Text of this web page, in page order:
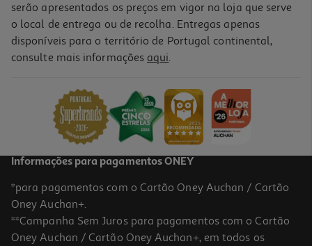
serão apresentados os preços em vigor na loja que serve
o local de entrega ou de recolha. Entregas apenas
disponíveis para o território de Portugal continental,
consulte mais informações aqui.
Informações para pagamentos ONEY
*para pagamentos com o Cartão Oney Auchan / Cartão
Oney Auchan+.
**Campanha Sem Juros para pagamentos com o Cartão
Oney Auchan / Cartão Oney Auchan+, em todos os